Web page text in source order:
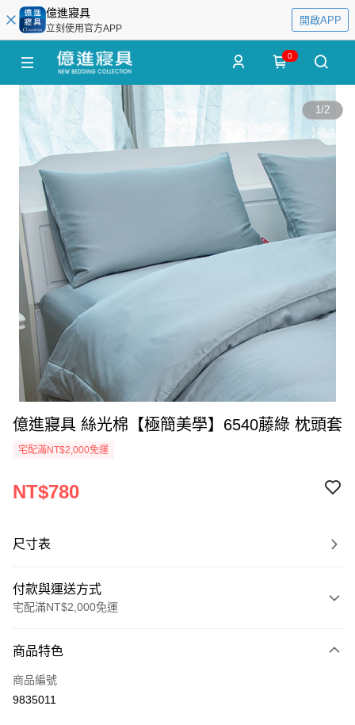
億進寢具
立刻使用官方APP
開啟APP
0
1/2
億進寢具 絲光棉【極簡美學】6540藤綠 枕頭套
宅配滿NT$2,000免運
NT$780
尺寸表
付款與運送方式
宅配滿NT$2,000免運
信用卡一次付款
信用卡分期付款
商品特色
商品編號
9835011